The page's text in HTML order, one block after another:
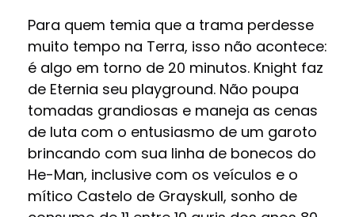
Para quem temia que a trama perdesse
muito tempo na Terra, isso não acontece:
é algo em torno de 20 minutos. Knight faz
de Eternia seu playground. Não poupa
tomadas grandiosas e maneja as cenas
de luta com o entusiasmo de um garoto
brincando com sua linha de bonecos do
He-Man, inclusive com os veículos e o
mítico Castelo de Grayskull, sonho de